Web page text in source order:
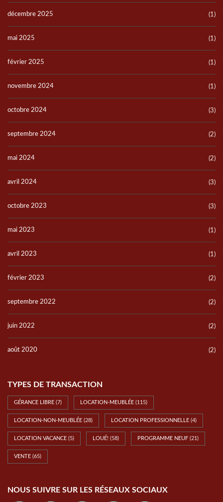
décembre 2025 (1)
mai 2025 (1)
février 2025 (1)
novembre 2024 (1)
octobre 2024 (3)
septembre 2024 (2)
mai 2024 (2)
avril 2024 (3)
octobre 2023 (3)
mai 2023 (1)
avril 2023 (1)
février 2023 (2)
septembre 2022 (2)
juin 2022 (2)
août 2020 (2)
TYPES DE TRANSACTION
GÉRANCE LIBRE (7) LOCATION-MEUBLÉE (115)
LOCATION-NON-MEUBLÉE (28) LOCATION PROFESSIONNELLE (4)
LOCATION VACANCE (5) LOUÉ! (58) PROGRAMME NEUF (21)
VENTE (65)
NOUS SUIVRE SUR LES RÉSEAUX SOCIAUX